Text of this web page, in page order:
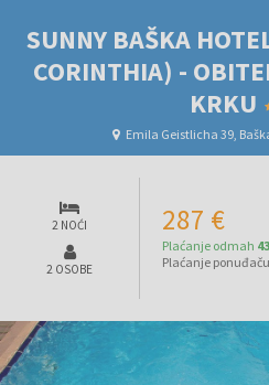
SUNNY BAŠKA
CORINTHIA) -
KRKU
Emila Geistlicha 39,
2 NOĆI
2 OSOBE
287 €
Plaćanje odmah
Plaćanje ponuđaču